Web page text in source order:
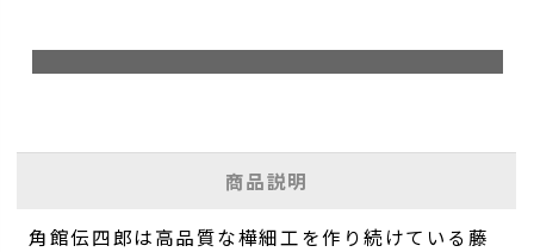
商品説明
角館伝四郎は高品質な樺細工を作り続けている藤